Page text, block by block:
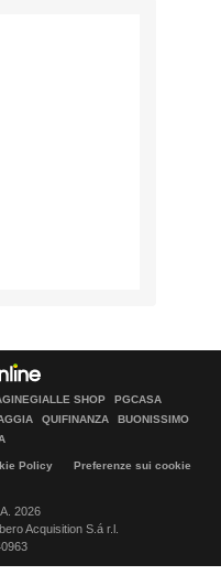
SHOP
PGCASA
QUIFINANZA
BUONISSIMO
Policy
Preferenze sui cookie
2026
Acquisition S.á r.l.